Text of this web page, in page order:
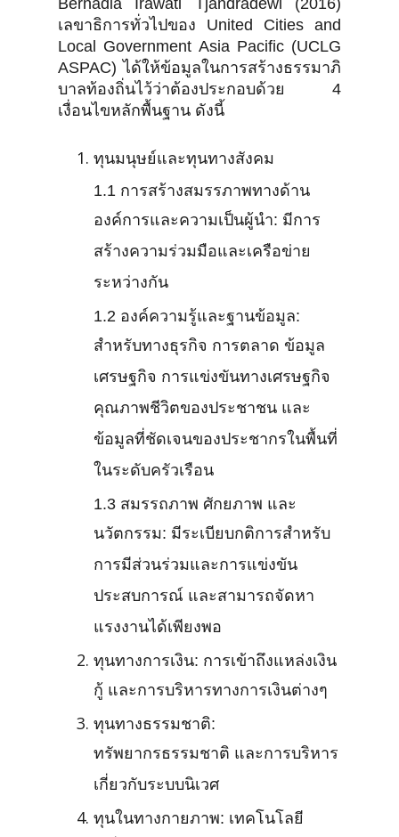
Bernadia Irawati Tjandradewi (2016)
เลขาธิการทั่วไปของ United Cities and
Local Government Asia Pacific (UCLG
ASPAC) ได้ให้ข้อมูลในการสร้างธรรมาภิ
บาลท้องถิ่นไว้ว่าต้องประกอบด้วย 4
เงื่อนไขหลักพื้นฐาน ดังนี้
ทุนมนุษย์และทุนทางสังคม
1.1 การสร้างสมรรภาพทางด้าน
องค์การและความเป็นผู้นำ: มีการ
สร้างความร่วมมือและเครือข่าย
ระหว่างกัน
1.2 องค์ความรู้และฐานข้อมูล:
สำหรับทางธุรกิจ การตลาด ข้อมูล
เศรษฐกิจ การแข่งขันทางเศรษฐกิจ
คุณภาพชีวิตของประชาชน และ
ข้อมูลที่ชัดเจนของประชากรในพื้นที่
ในระดับครัวเรือน
1.3 สมรรถภาพ ศักยภาพ และ
นวัตกรรม: มีระเบียบกติการสำหรับ
การมีส่วนร่วมและการแข่งขัน
ประสบการณ์ และสามารถจัดหา
แรงงานได้เพียงพอ
ทุนทางการเงิน: การเข้าถึงแหล่งเงิน
กู้ และการบริหารทางการเงินต่างๆ
ทุนทางธรรมชาติ:
ทรัพยากรธรรมชาติ และการบริหาร
เกี่ยวกับระบบนิเวศ
ทุนในทางกายภาพ: เทคโนโลยี